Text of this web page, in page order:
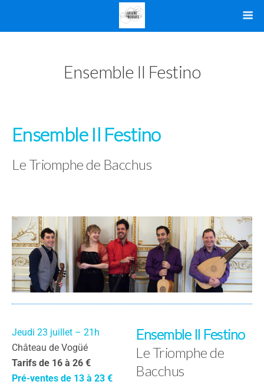
Ensemble Il Festino
Ensemble Il Festino
Le Triomphe de Bacchus
Jeudi 23 juillet – 21h
Château de Vogüé
Tarifs de 16 à 26 €
Pré-ventes de 13 à 23 €
Ensemble Il Festino
Le Triomphe de
Bacchus